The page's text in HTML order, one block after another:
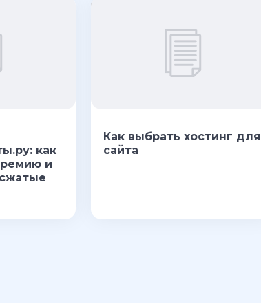
как
и
Как выбрать хостинг для
сайта